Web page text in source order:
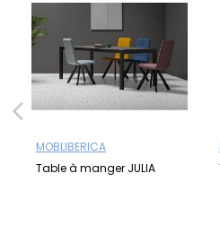
MOBLIBERICA
Table à manger JULIA